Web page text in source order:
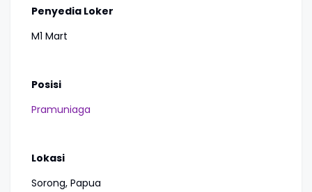
Penyedia Loker
M1 Mart
Posisi
Pramuniaga
Lokasi
Sorong, Papua